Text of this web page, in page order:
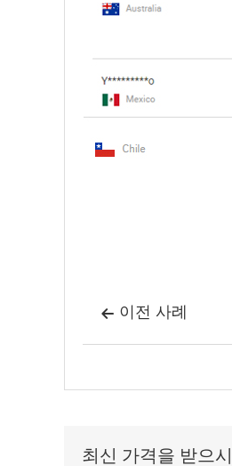
 이전 사례
최신 가격을 받으